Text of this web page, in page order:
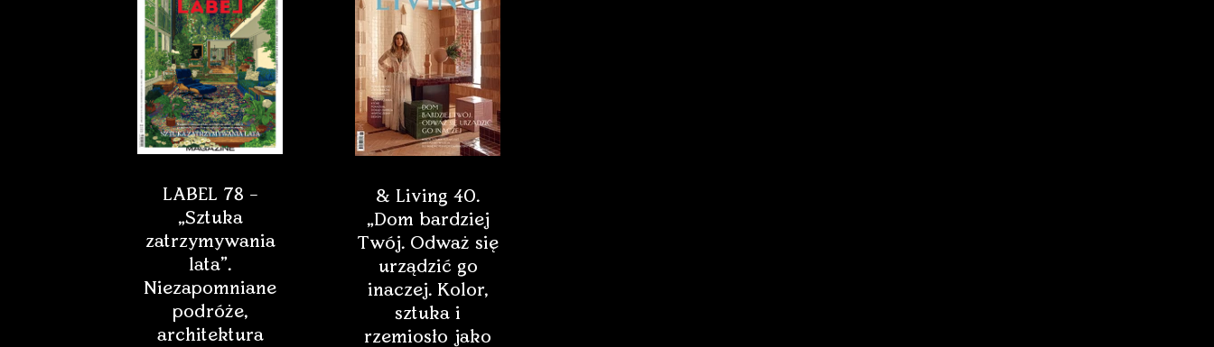
LABEL 78 –
„Sztuka
zatrzymywania
lata”.
Niezapomniane
podróże,
architektura
& Living 40.
„Dom bardziej
Twój. Odważ się
urządzić go
inaczej. Kolor,
sztuka i
rzemiosło jako